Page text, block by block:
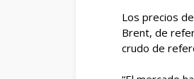
Los precios
Brent, de
crudo de